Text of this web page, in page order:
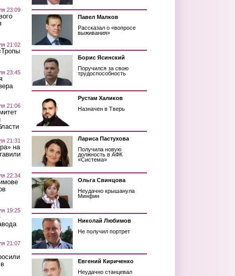
23:09
21:02
23:45
21:06
21:31
на
22:34
19:25
21:07
Павел Малков
Рассказал о «вопросе
выживания»
Борис Ясинский
Поручился за свою
трудоспособность
Рустам Халиков
Назначен в Тверь
Лариса Пастухова
Получила новую
должность в АФК
«Система»
Ольга Свинцова
Неудачно крышанула
Минфин
Николай Любимов
Не получил портрет
Евгений Кириченко
Неудачно станцевал